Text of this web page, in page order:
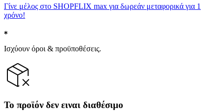
Γίνε μέλος στο SHOPFLIX max για δωρεάν μεταφορικά για 1
χρόνο!
Ισχύουν όροι & προϋποθέσεις.
Το προϊόν δεν ειναι διαθέσιμο